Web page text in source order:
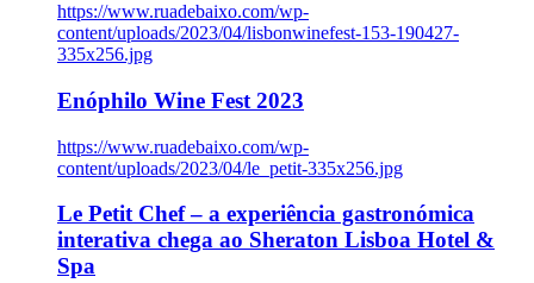
https://www.ruadebaixo.com/wp-
content/uploads/2023/04/lisbonwinefest-153-190427-
335x256.jpg
Enóphilo Wine Fest 2023
https://www.ruadebaixo.com/wp-
content/uploads/2023/04/le_petit-335x256.jpg
Le Petit Chef – a experiência gastronómica
interativa chega ao Sheraton Lisboa Hotel &
Spa